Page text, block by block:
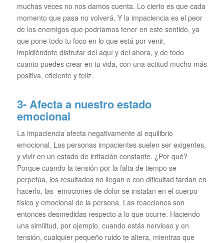
muchas veces no nos damos cuenta. Lo cierto es que cada
momento que pasa no volverá. Y la impaciencia es el peor
de los enemigos que podríamos tener en este sentido, ya
que pone todo tu foco en lo que está por venir,
impidiéndote disfrutar del aquí y del ahora, y de todo
cuanto puedes crear en tu vida, con una actitud mucho más
positiva, eficiente y feliz.
3- Afecta a nuestro estado
emocional
La impaciencia afecta negativamente al equilibrio
emocional. Las personas impacientes suelen ser exigentes,
y vivir en un estado de irritación constante. ¿Por qué?
Porque cuando la tensión por la falta de tiempo se
perpetúa, los resultados no llegan o con dificultad tardan en
hacerlo, las emociones de dolor se instalan en el cuerpo
físico y emocional de la persona. Las reacciones son
entonces desmedidas respecto a lo que ocurre. Haciendo
una similitud, por ejemplo, cuando estás nervioso y en
tensión, cualquier pequeño ruido te altera, mientras que